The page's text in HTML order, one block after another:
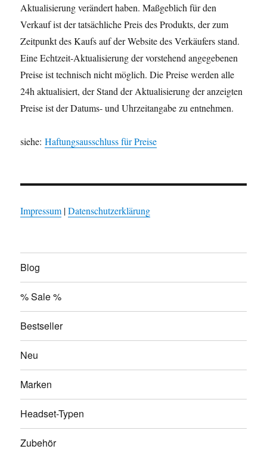
Aktualisierung verändert haben. Maßgeblich für den
Verkauf ist der tatsächliche Preis des Produkts, der zum
Zeitpunkt des Kaufs auf der Website des Verkäufers stand.
Eine Echtzeit-Aktualisierung der vorstehend angegebenen
Preise ist technisch nicht möglich. Die Preise werden alle
24h aktualisiert, der Stand der Aktualisierung der anzeigten
Preise ist der Datums- und Uhrzeitangabe zu entnehmen.
siehe:Haftungsausschluss für Preise
Impressum |Datenschutzerklärung
Blog
% Sale %
Bestseller
Neu
Marken
Headset-Typen
Zubehör